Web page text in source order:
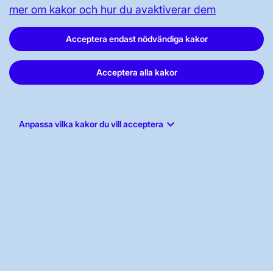
mer om kakor och hur du avaktiverar dem
Acceptera endast nödvändiga kakor
Acceptera alla kakor
Anpassa vilka kakor du vill acceptera keyboard_arrow_down
Svenska kraftnät, Box 1200, 172 24
Sundbyberg
E-post:registrator@svk.se